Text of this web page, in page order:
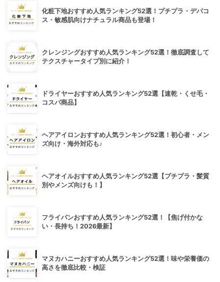
化粧下地おすすめ人気ランキング52選！プチプラ・デパコ
ス・敏感肌向けナチュラル商品も登場！
クレンジングおすすめ人気ランキング52選！徹底調査して
テクスチャータイプ別に紹介！
ドライヤーおすすめ人気ランキング52選【速乾・くせ毛・
コスパ商品】
ヘアアイロンおすすめ人気ランキング52選！初心者・メン
ズ向け・海外対応も♪
ヘアオイルおすすめ人気ランキング52選【プチプラ・髪質
別やメンズ向けも！】
フライパンおすすめ人気ランキング52選！【焦げ付かな
い・長持ち！2026最新】
マヌカハニーおすすめ人気ランキング52選！味や栄養価の
高さを徹底比較・検証